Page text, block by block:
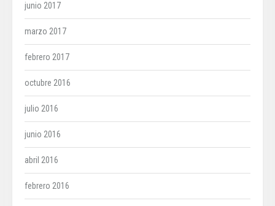
junio 2017
marzo 2017
febrero 2017
octubre 2016
julio 2016
junio 2016
abril 2016
febrero 2016